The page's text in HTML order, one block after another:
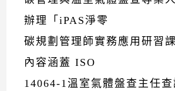
辦理「iPAS淨零
碳規劃管理師實務應用研習
內容涵蓋 ISO
14064-1溫室氣體盤查主任